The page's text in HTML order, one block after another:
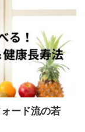
ード流の若